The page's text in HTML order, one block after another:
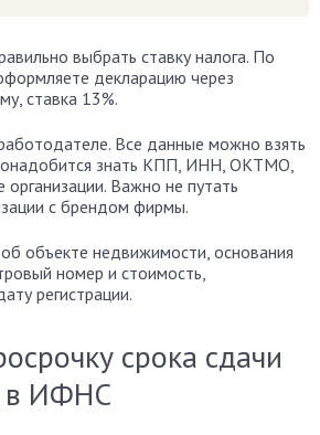
выбрать ставку налога. По
декларацию через
ставка 13%.
Все данные можно взять
знать КПП, ИНН, ОКТМО,
Важно не путать
с брендом фирмы.
объекте недвижимости, основания
номер и стоимость,
регистрации.
срока сдачи
в ИФНС